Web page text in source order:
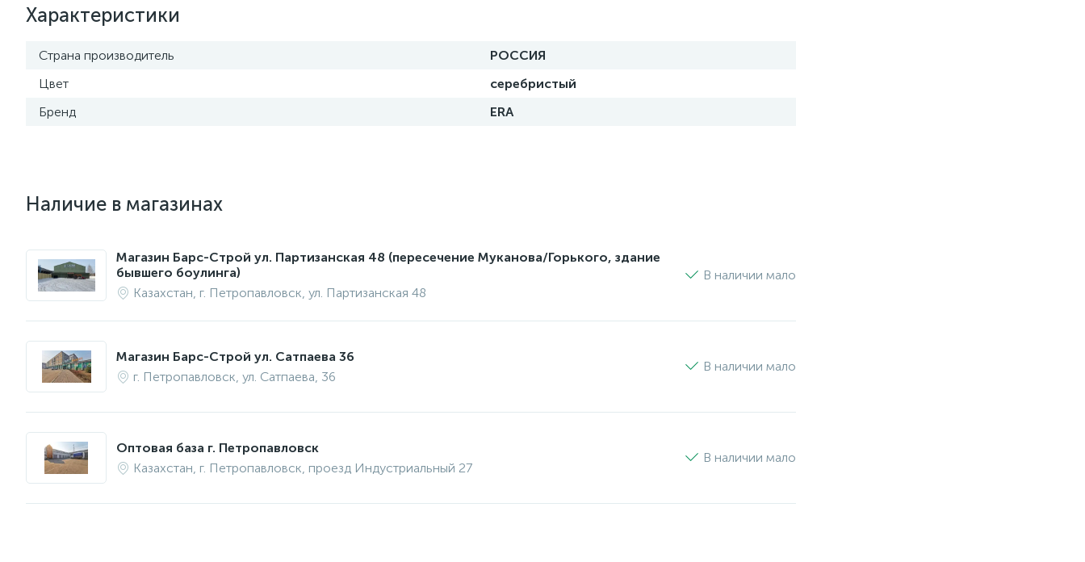
Характеристики
Страна производитель
РОССИЯ
Цвет
серебристый
Бренд
ERA
Наличие в магазинах
Магазин Барс-Строй ул. Партизанская 48 (пересечение Муканова/Горького, здание
бывшего боулинга)
Казахстан, г. Петропавловск, ул. Партизанская 48
В наличии мало
Магазин Барс-Строй ул. Сатпаева 36
г. Петропавловск, ул. Сатпаева, 36
В наличии мало
Оптовая база г. Петропавловск
Казахстан, г. Петропавловск, проезд Индустриальный 27
В наличии мало